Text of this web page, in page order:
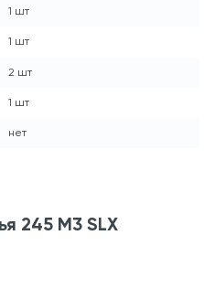
1 шт
1 шт
2 шт
1 шт
нет
245 М3 SLХ